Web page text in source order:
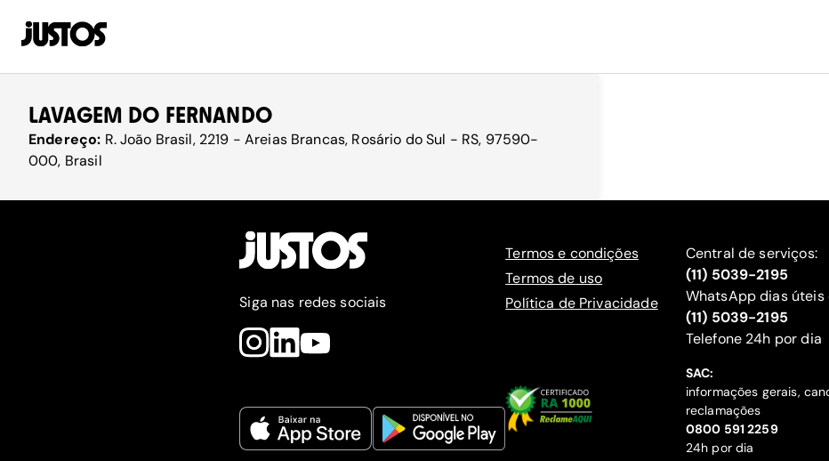
LAVAGEM DO FERNANDO
Endereço: R. João Brasil, 2219 - Areias Brancas, Rosário do Sul - RS, 97590-
000, Brasil
Siga nas redes sociais
Termos e condições
Termos de uso
Política de Privacidade
Central de serviços:
(11) 5039-2195
WhatsApp dias úteis
(11) 5039-2195
‍Telefone 24h por dia
SAC:
informações gerais,
reclamações
‍0800 591 2259
24h por dia